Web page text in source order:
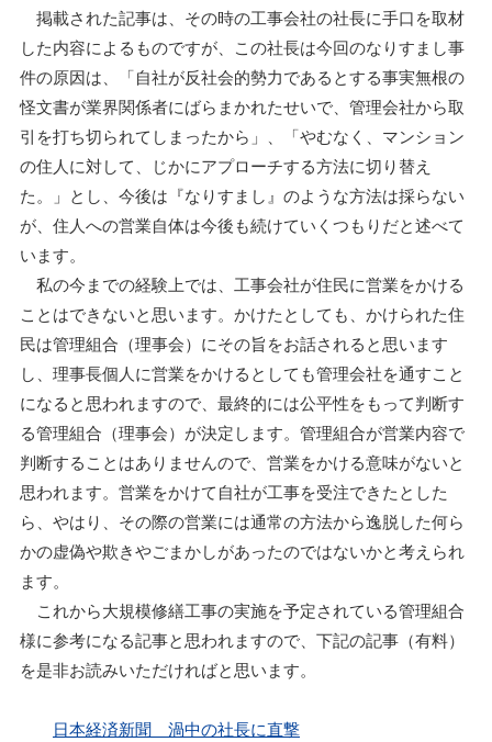
掲載された記事は、その時の工事会社の社長に手口を取材
した内容によるものですが、この社長は今回のなりすまし事
件の原因は、「自社が反社会的勢力であるとする事実無根の
怪文書が業界関係者にばらまかれたせいで、管理会社から取
引を打ち切られてしまったから」、「やむなく、マンション
の住人に対して、じかにアプローチする方法に切り替え
た。」とし、今後は『なりすまし』のような方法は採らない
が、住人への営業自体は今後も続けていくつもりだと述べて
います。
私の今までの経験上では、工事会社が住民に営業をかける
ことはできないと思います。かけたとしても、かけられた住
民は管理組合（理事会）にその旨をお話されると思います
し、理事長個人に営業をかけるとしても管理会社を通すこと
になると思われますので、最終的には公平性をもって判断す
る管理組合（理事会）が決定します。管理組合が営業内容で
判断することはありませんので、営業をかける意味がないと
思われます。営業をかけて自社が工事を受注できたとした
ら、やはり、その際の営業には通常の方法から逸脱した何ら
かの虚偽や欺きやごまかしがあったのではないかと考えられ
ます。
これから大規模修繕工事の実施を予定されている管理組合
様に参考になる記事と思われますので、下記の記事（有料）
を是非お読みいただければと思います。
日本経済新聞 渦中の社長に直撃